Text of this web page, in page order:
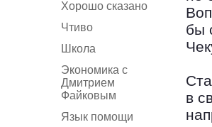
Хорошо сказано
Чтиво
Школа
Экономика с
Дмитрием
Файковым
Язык помощи
бы
в